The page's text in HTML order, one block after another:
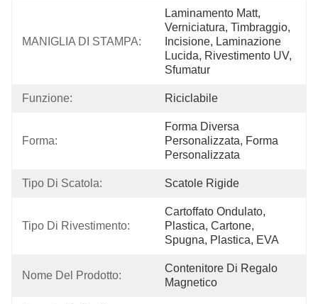
MANIGLIA DI STAMPA:
Laminamento Matt,
Verniciatura, Timbraggio,
Incisione, Laminazione
Lucida, Rivestimento UV,
Sfumatur
Funzione: Riciclabile
Forma:
Forma Diversa
Personalizzata, Forma
Personalizzata
Tipo Di Scatola: Scatole Rigide
Tipo Di Rivestimento:
Cartoffato Ondulato,
Plastica, Cartone,
Spugna, Plastica, EVA
Nome Del Prodotto:
Contenitore Di Regalo
Magnetico